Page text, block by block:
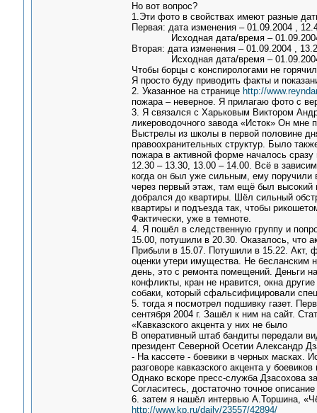
Но вот вопрос?
1.Эти фото в свойствах имеют разные
Первая: дата изменения – 01.09.2004 ,
Исходная дата/время –
Вторая: дата изменения – 01.09.2004 ,
Исходная дата/время –
Чтобы борцы с конспирологами не
Я просто буду приводить факты и
2. Указанное на странице http://
пожара – неверное. Я прилагаю фото с
3. Я связался с Харьковым Виктором
ликероводочного завода «Исток» Он мне
Выстрелы из школы в первой половине
правоохранительных структур. Было
пожара в активной форме началось
12.30 – 13.30, 13.00 – 14.00. Всё в
когда он был уже сильным, ему поручили
через первый этаж, там ещё был высокий
добрался до квартиры. Шёл сильный
квартиры и подъезда так, чтобы
Фактически, уже в темноте.
4. Я пошёл в следственную группу и
15.00, потушили в 20.30. Оказалось, что
Прибыли в 15.07. Потушили в 15.22. Акт,
оценки утери имущества. Не бесланским
день, это с ремонта помещений. Деньги
конфликты, кран не нравится, окна
собаки, который сфальсифицировали
5. тогда я посмотрел подшивку газет.
сентября 2004 г. Зашёл к ним на сайт.
«Кавказского акцента у них не было
В оперативный штаб бандиты передали
президент Северной Осетии Александр
- На кассете - боевики в черных масках.
разговоре кавказского акцента у
Однако вскоре пресс-служба Дзасохова
Согласитесь, достаточно точное
6. затем я нашёл интервью А.Торшина,
http://www.kp.ru/daily/23557/42894/